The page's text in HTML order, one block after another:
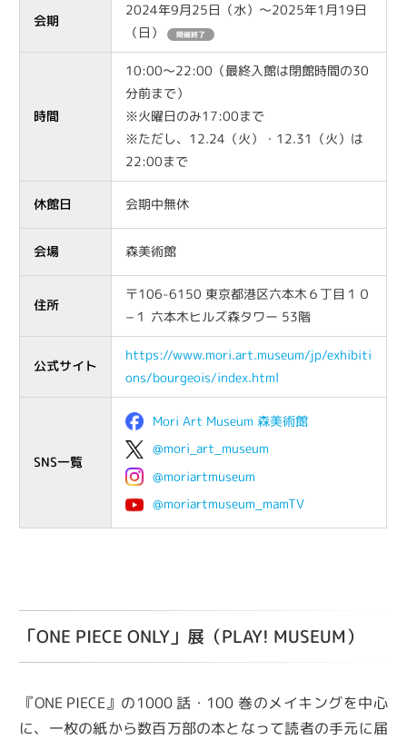
会期
2024年9月25日（水）～2025年1月19日
（日）
開催終了
時間
10:00～22:00（最終入館は閉館時間の30
分前まで）
※火曜日のみ17:00まで
※ただし、12.24（火）・12.31（火）は
22:00まで
休館日 会期中無休
会場 森美術館
住所
〒106-6150 東京都港区六本木６丁目１０
−１ 六本木ヒルズ森タワー 53階
公式サイト
https://www.mori.art.museum/jp/exhibiti
ons/bourgeois/index.html
SNS一覧
Mori Art Museum 森美術館
@mori_art_museum
@moriartmuseum
@moriartmuseum_mamTV
「ONE PIECE ONLY」展（PLAY! MUSEUM）
『ONE PIECE』の1000 話・100 巻のメイキングを中⼼
に、⼀枚の紙から数百万部の本となって読者の⼿元に届